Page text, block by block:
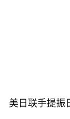
美日联手提振